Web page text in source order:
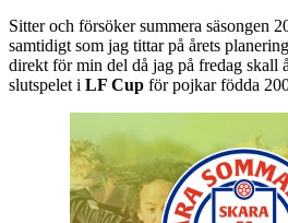
Sitter och försöker summera säsongen
samtidigt som jag tittar på årets
direkt för min del då jag på fredag skall
slutspelet i LF Cup för pojkar födda